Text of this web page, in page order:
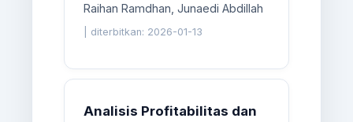
Raihan Ramdhan, Junaedi Abdillah
diterbitkan: 2026-01-13
Analisis Profitabilitas dan